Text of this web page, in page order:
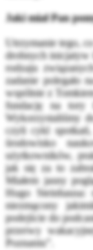
Jaki miał Pan
Utrzymanie tego,
drobnych inicjatyw
rodzaju
zadanie polegało
wspólnie z
fundację na tory
Wykorzystaliśmy
czyli cykl
środowisko
użytkowników,
jak się za to
Miałem jasny
Hugo
niezmącony
podejście do
przerwy
Poznaniu”.